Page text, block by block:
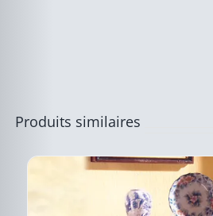
Produits similaires